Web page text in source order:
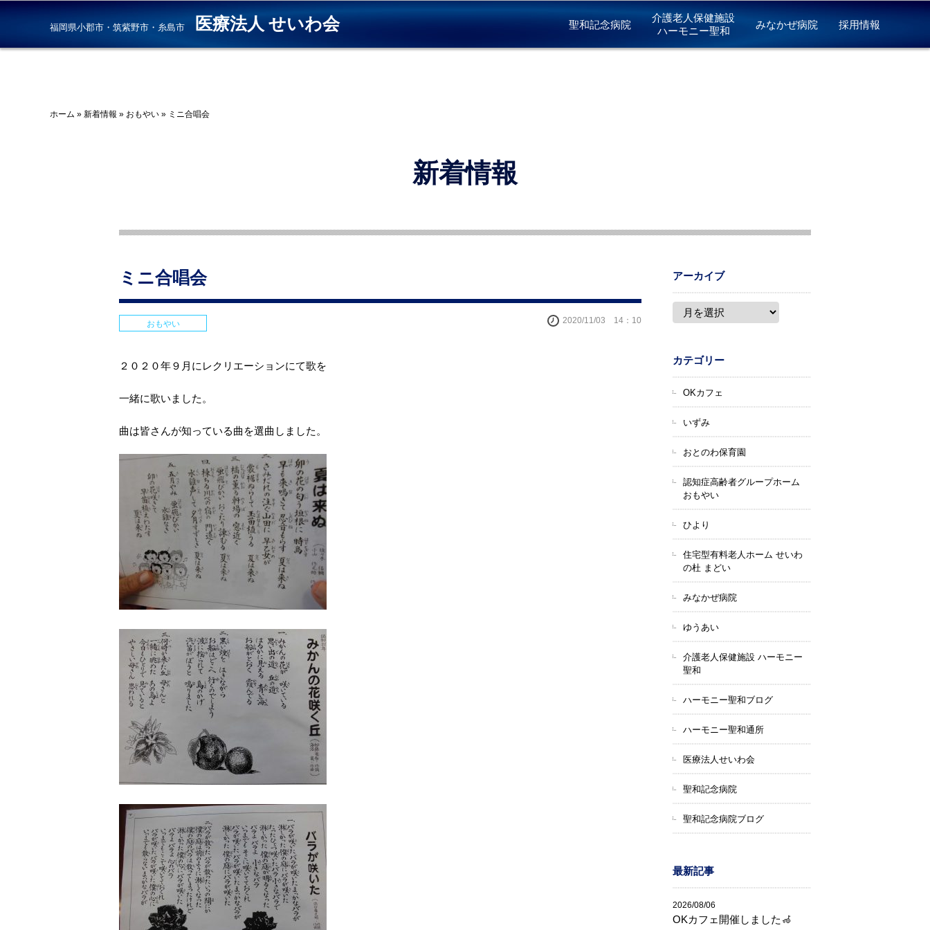
福岡県小郡市・筑紫野市・糸島市 医療法人 せいわ会 聖和記念病院
介護老人保健施設
ハーモニー聖和
みなかぜ病院 採用情報
ホーム » 新着情報 » おもやい » ミニ合唱会
新着情報
ミニ合唱会
おもやい 2020/11/03 14：10
２０２０年９月にレクリエーションにて歌を
一緒に歌いました。
曲は皆さんが知っている曲を選曲しました。
アーカイブ
カテゴリー
OKカフェ
いずみ
おとのわ保育園
認知症高齢者グループホーム
おもやい
ひより
住宅型有料老人ホーム せいわ
の杜 まどい
みなかぜ病院
ゆうあい
介護老人保健施設 ハーモニー
聖和
ハーモニー聖和ブログ
ハーモニー聖和通所
医療法人せいわ会
聖和記念病院
聖和記念病院ブログ
最新記事
2026/08/06
OKカフェ開催しました🦽